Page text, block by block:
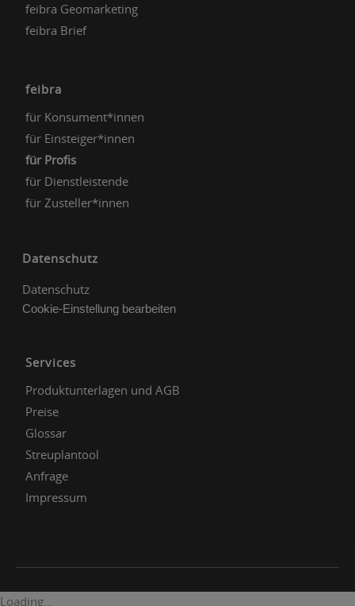
feibra Geomarketing
feibra Brief
feibra
für Konsument*innen
für Einsteiger*innen
für Profis
für Dienstleistende
für Zusteller*innen
Datenschutz
Datenschutz
Cookie-Einstellung bearbeiten
Services
Produktunterlagen und AGB
Preise
Glossar
Streuplantool
Anfrage
Impressum
Loading...